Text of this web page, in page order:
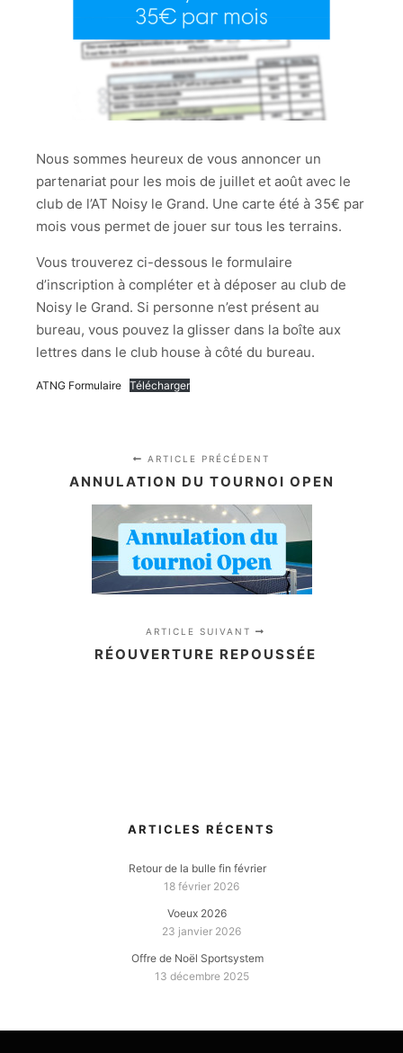
Nous sommes heureux de vous annoncer un
partenariat pour les mois de juillet et août avec le
club de l’AT Noisy le Grand. Une carte été à 35€ par
mois vous permet de jouer sur tous les terrains.
Vous trouverez ci-dessous le formulaire
d’inscription à compléter et à déposer au club de
Noisy le Grand. Si personne n’est présent au
bureau, vous pouvez la glisser dans la boîte aux
lettres dans le club house à côté du bureau.
ATNG Formulaire Télécharger
ARTICLE PRÉCÉDENT
ANNULATION DU TOURNOI OPEN
ARTICLE SUIVANT
RÉOUVERTURE REPOUSSÉE
ARTICLES RÉCENTS
Retour de la bulle fin février
18 février 2026
Voeux 2026
23 janvier 2026
Offre de Noël Sportsystem
13 décembre 2025